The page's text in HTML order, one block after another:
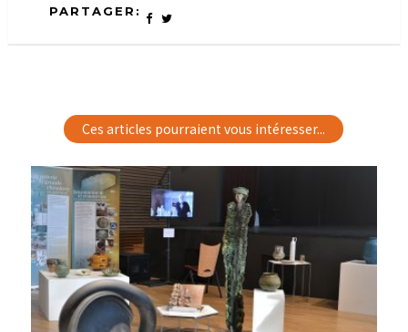
PARTAGER:
Ces articles pourraient vous intéresser...